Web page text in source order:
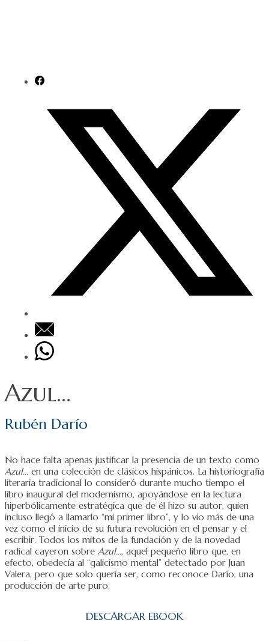
Azul…
Rubén Darío
No hace falta apenas justificar la presencia de un texto como
Azul… en una colección de clásicos hispánicos. La historiografía
literaria tradicional lo consideró durante mucho tiempo el
libro inaugural del modernismo, apoyándose en la lectura
hiperbólicamente estratégica que de él hizo su autor, quien
incluso llegó a llamarlo “mi primer libro”, y lo vio más de una
vez como el inicio de su futura revolución en el pensar y el
escribir. Todos los mitos de la fundación y de la novedad
radical cayeron sobre Azul…, aquel pequeño libro que, en
efecto, obedecía al “galicismo mental” detectado por Juan
Valera, pero que solo quería ser, como reconoce Darío, una
producción de arte puro.
DESCARGAR EBOOK